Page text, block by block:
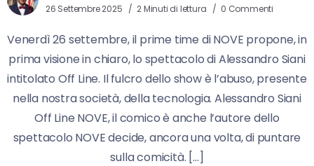
26 Settembre 2025 2 Minuti di lettura 0 Commenti
Venerdì 26 settembre, il prime time di NOVE propone, in
prima visione in chiaro, lo spettacolo di Alessandro Siani
intitolato Off Line. Il fulcro dello show è l’abuso, presente
nella nostra società, della tecnologia. Alessandro Siani
Off Line NOVE, il comico è anche l’autore dello
spettacolo NOVE decide, ancora una volta, di puntare
sulla comicità. […]